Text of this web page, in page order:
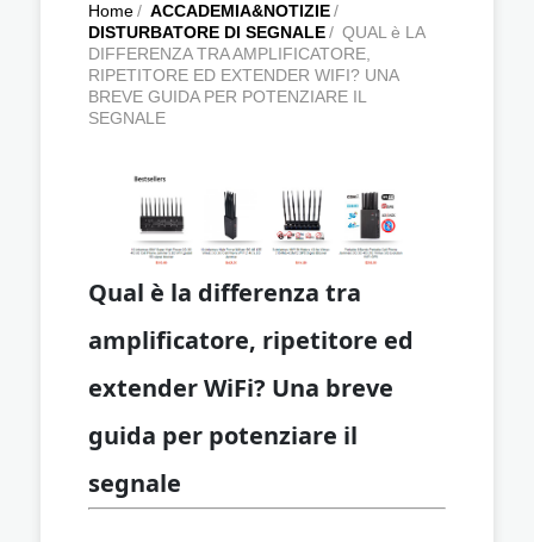
Home/ ACCADEMIA&NOTIZIE/
DISTURBATORE DI SEGNALE/ QUAL è LA
DIFFERENZA TRA AMPLIFICATORE,
RIPETITORE ED EXTENDER WIFI? UNA
BREVE GUIDA PER POTENZIARE IL
SEGNALE
Qual è la differenza tra
amplificatore, ripetitore ed
extender WiFi? Una breve
guida per potenziare il
segnale